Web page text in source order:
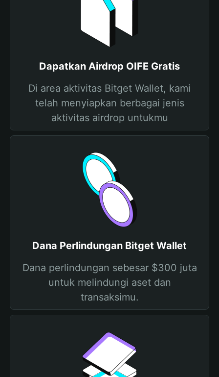
Dapatkan Airdrop OIFE Gratis
Di area aktivitas Bitget Wallet, kami
telah menyiapkan berbagai jenis
aktivitas airdrop untukmu
Dana Perlindungan Bitget Wallet
Dana perlindungan sebesar $300 juta
untuk melindungi aset dan
transaksimu.